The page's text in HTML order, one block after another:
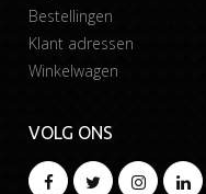
Bestellingen
Klant adressen
Winkelwagen
VOLG ONS